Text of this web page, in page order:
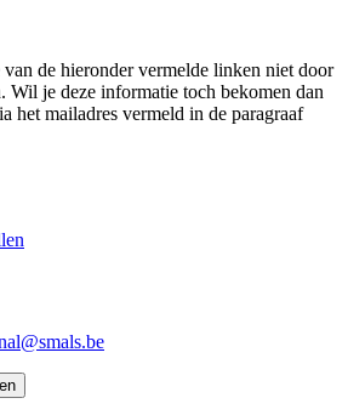
de hieronder vermelde linken niet door
Wil je deze informatie toch bekomen dan
het mailadres vermeld in de paragraaf